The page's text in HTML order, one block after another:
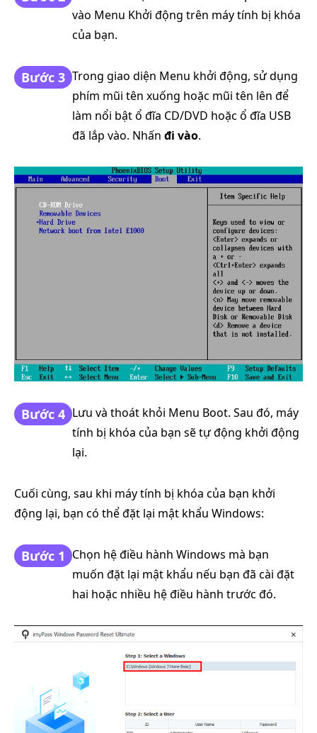
vào Menu Khởi động trên máy tính bị khóa
của bạn.
Bước 3 Trong giao diện Menu khởi động, sử dụng
phím mũi tên xuống hoặc mũi tên lên để
làm nổi bật ổ đĩa CD/DVD hoặc ổ đĩa USB
đã lắp vào. Nhấn đi vào.
Bước 4 Lưu và thoát khỏi Menu Boot. Sau đó, máy
tính bị khóa của bạn sẽ tự động khởi động
lại.
Cuối cùng, sau khi máy tính bị khóa của bạn khởi
động lại, bạn có thể đặt lại mật khẩu Windows:
Bước 1 Chọn hệ điều hành Windows mà bạn
muốn đặt lại mật khẩu nếu bạn đã cài đặt
hai hoặc nhiều hệ điều hành trước đó.